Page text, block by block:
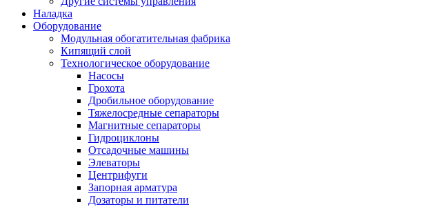
Наладка
Оборудование
Модульная обогатительная фабрика
Кипящий слой
Технологическое оборудование
Насoсы
Грохота
Дробильное оборудование
Тяжелосредные сепараторы
Магнитные сепараторы
Гидроциклоны
Отсадочные машины
Элеваторы
Центрифуги
Запорная арматура
Дозаторы и питатели